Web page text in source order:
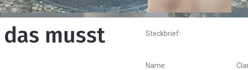
musst
Steckbrief:
Name: